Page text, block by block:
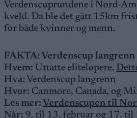
Verdenscuprundene i Nord-
kveld. Da ble det gått 15km
for både kvinner og menn.
FAKTA: Verdenscup langrenn
Hvem: Uttatte eliteløpere.
Hva: Verdenscup langrenn
Hvor: Canmore, Canada, og
Les mer: Verdenscupen til
Når: 9. til 13. februar og 17. til